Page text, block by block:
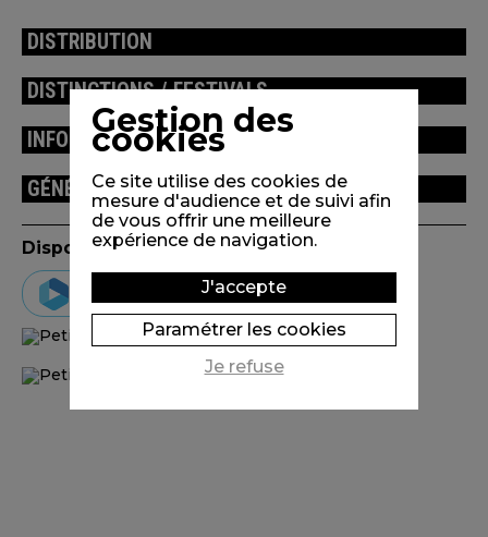
DISTRIBUTION
DISTINCTIONS / FESTIVALS
INFORMATIONS TECHNIQUES
GÉNÉRIQUE
Disponible en VOD
Vimeo on demand
Gestion des
cookies
Ce site utilise des cookies de
mesure d'audience et de suivi afin
de vous offrir une meilleure
expérience de navigation.
J'accepte
Paramétrer les cookies
Je refuse